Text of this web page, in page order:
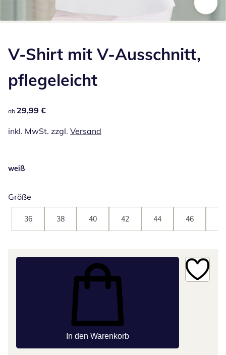
V-Shirt mit V-Ausschnitt,
pflegeleicht
29,99 €
ab 29,99 €
inkl. MwSt. zzgl. Versand
weiß
Größe
36 38 40 42 44 46
In den Warenkorb